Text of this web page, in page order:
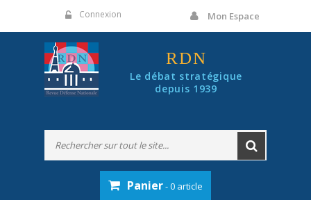
Connexion Mon Espace
RDN
Le débat stratégique
depuis 1939
Panier- 0 article